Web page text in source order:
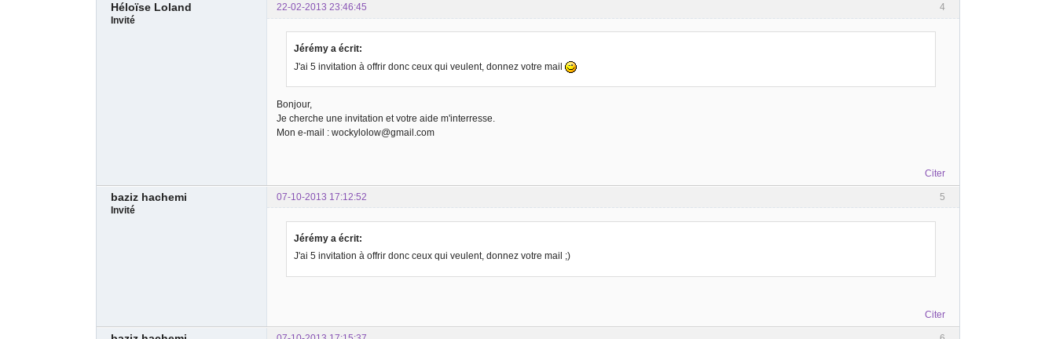
4
Héloïse Loland
22-02-2013 23:46:45
Invité
Jérémy a écrit:
J'ai 5 invitation à offrir donc ceux qui veulent, donnez votre mail
Bonjour,
Je cherche une invitation et votre aide m'interresse.
Mon e-mail : wockylolow@gmail.com
Citer
5
baziz hachemi
07-10-2013 17:12:52
Invité
Jérémy a écrit:
J'ai 5 invitation à offrir donc ceux qui veulent, donnez votre mail ;)
Citer